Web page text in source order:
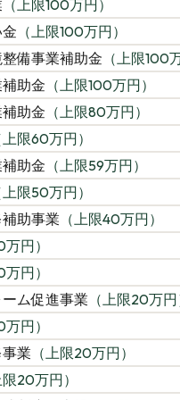
（上限100万円）
（上限100万円）
備事業補助金 （上限100
助金 （上限100万円）
助金 （上限80万円）
上限60万円）
助金 （上限59万円）
上限50万円）
助事業 （上限40万円）
万円）
万円）
ム促進事業 （上限20万円
万円）
業 （上限20万円）
限20万円）